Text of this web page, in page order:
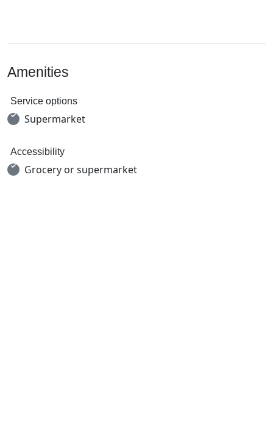
Amenities
Service options
Supermarket
Accessibility
Grocery or supermarket